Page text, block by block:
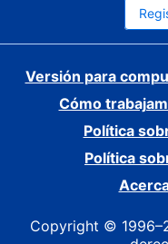
Versión para
Cómo
Política
Política
Copyright ©